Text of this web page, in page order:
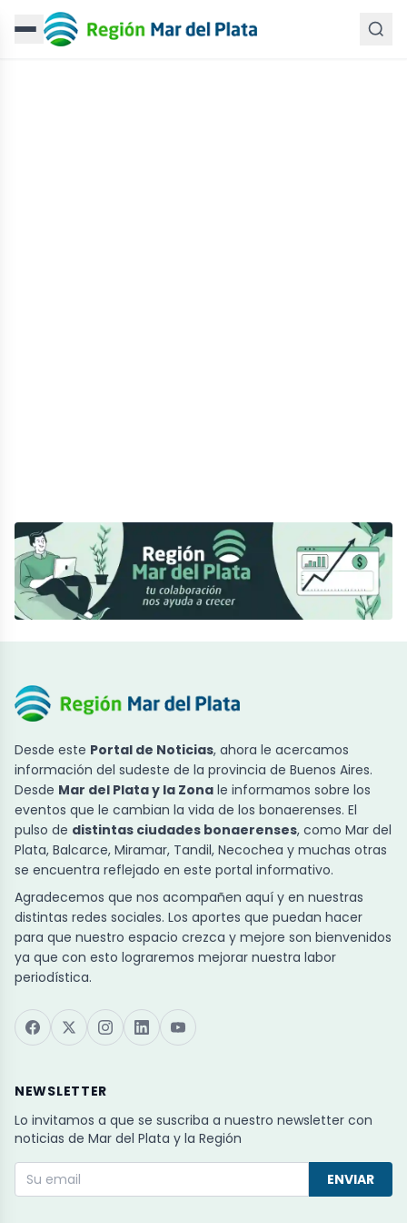
Desde este Portal de Noticias, ahora le acercamos
información del sudeste de la provincia de Buenos Aires.
Desde Mar del Plata y la Zona le informamos sobre los
eventos que le cambian la vida de los bonaerenses. El
pulso de distintas ciudades bonaerenses, como Mar del
Plata, Balcarce, Miramar, Tandil, Necochea y muchas otras
se encuentra reflejado en este portal informativo.
Agradecemos que nos acompañen aquí y en nuestras
distintas redes sociales. Los aportes que puedan hacer
para que nuestro espacio crezca y mejore son bienvenidos
ya que con esto lograremos mejorar nuestra labor
periodística.
NEWSLETTER
Lo invitamos a que se suscriba a nuestro newsletter con
noticias de Mar del Plata y la Región
ENVIAR